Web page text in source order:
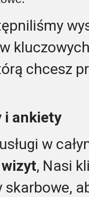
chcesz
i ankiety
w
wizyt, Nasi
skarbowe,